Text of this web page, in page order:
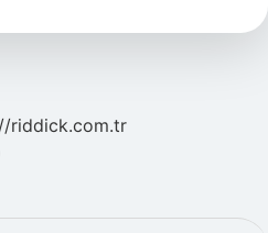
riddick.com.tr